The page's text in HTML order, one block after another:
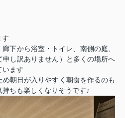
す
下から浴室・トイレ、南側の庭、
申し訳ありません）と多くの場所へ
います
朝日が入りやすく朝食を作るのも
ちも楽しくなりそうです♪